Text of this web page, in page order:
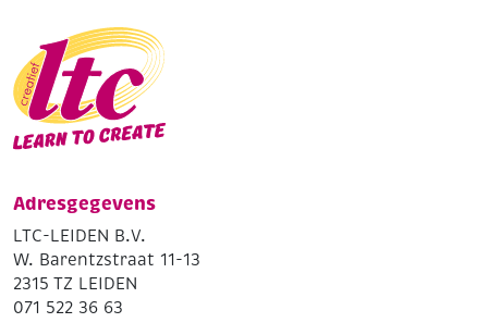
Adresgegevens
LTC-LEIDEN B.V.
W. Barentzstraat 11-13
2315 TZ LEIDEN
071 522 36 63